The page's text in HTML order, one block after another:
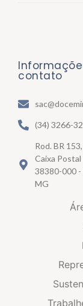
contato
(34) 3266-
Rod. BR
Caixa Postal
38380-000 -
MG